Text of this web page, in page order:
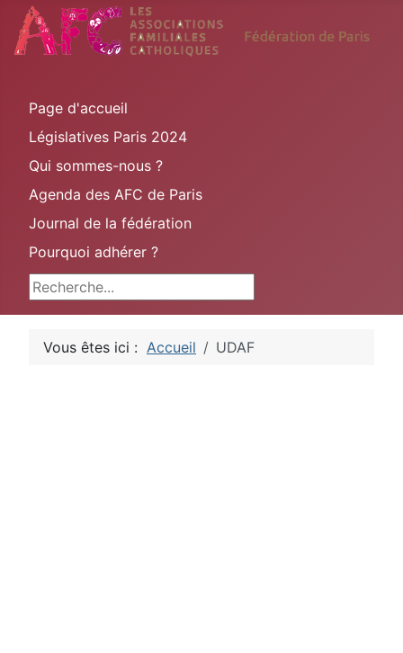
Page d'accueil
Législatives Paris 2024
Qui sommes-nous ?
Agenda des AFC de Paris
Journal de la fédération
Pourquoi adhérer ?
Rechercher
Vous êtes ici : Accueil UDAF